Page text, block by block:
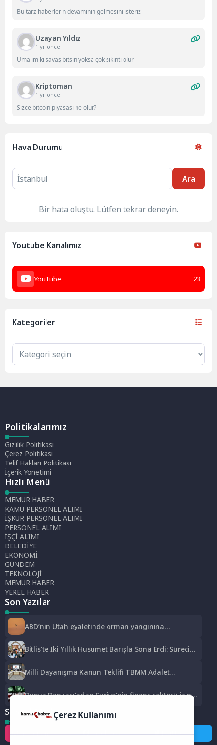
Bu tarz haberlerin devamının gelmesini isteriz
Uzayan Yıldız
1 yıl önce
Umalım ki savaş bitsin yoksa çok sıkıntı olur
Kriptoman
1 yıl önce
Sizce bitcoin piyasası ne olur?
Hava Durumu
Ara
Bir hata oluştu. Lütfen tekrar deneyin.
Youtube Kanalımız
YouTube 23
Kategoriler
Politikalarımız
Gizlilik Politikası
Çerez Politikası
Telif Hakları Politikası
İçerik Yönetimi
Hızlı Menü
MEMUR HABER
KAMU PERSONEL ALIMI
İŞKUR PERSONEL ALIMI
PERSONEL ALIMI
İŞÇİ ALIMI
BELEDİYE
EKONOMİ
GÜNDEM
TEKNOLOJİ
MEMUR HABER
YEREL HABER
Son Yazılar
ABD’nin Utah eyaletinde orman yangınına
Bitlis’te İki Yıllık Husumet Barışla Sona Erdi: Sürecin
Vardı
Milli Dayanışma Kanun Teklifi TBMM Adalet
Dünya Bankası’ndan Suriye’nin finans sektörü için
Sosyal Medya
Instagram Facebook Twitter
Çerez Kullanımı